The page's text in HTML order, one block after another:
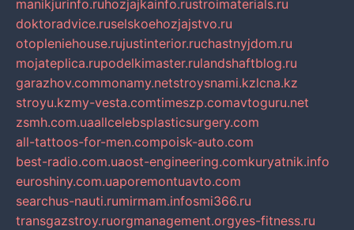
manikjurinfo.ruhozjajkainfo.rustroimaterials.ru
doktoradvice.ruselskoehozjajstvo.ru
otopleniehouse.rujustinterior.ruchastnyjdom.ru
mojateplica.rupodelkimaster.rulandshaftblog.ru
garazhov.commonamy.netstroysnami.kzlcna.kz
stroyu.kzmy-vesta.comtimeszp.comavtoguru.net
zsmh.com.uaallcelebsplasticsurgery.com
all-tattoos-for-men.compoisk-auto.com
best-radio.com.uaost-engineering.comkuryatnik.info
euroshiny.com.uaporemontuavto.com
searchus-nauti.rumirmam.infosmi366.ru
transgazstroy.ruorgmanagement.orgyes-fitness.ru